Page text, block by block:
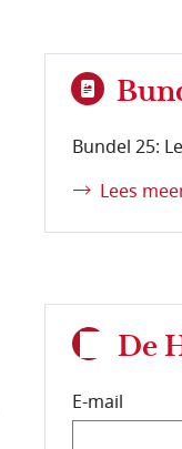
Bundel 25:
Lees
De
E-mail